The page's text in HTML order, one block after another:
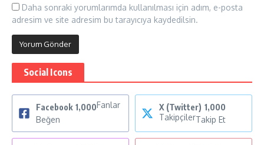
Daha sonraki yorumlarımda kullanılması için adım, e-posta
adresim ve site adresim bu tarayıcıya kaydedilsin.
Social Icons
Facebook 1,000Fanlar
Beğen
X (Twitter) 1,000
TakipçilerTakip Et